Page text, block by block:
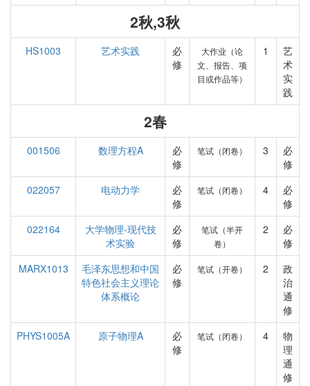
2秋,3秋
HS1003 艺术实践
必
修
大作业（论
文、报告、项
目或作品等）
1
艺
术
实
践
2春
001506 数理方程A
必
修
笔试（闭卷） 3
必
修
022057
电动力学
必
修
笔试（闭卷） 4
必
修
022164
大学物理-现代技
术实验
必
修
笔试（半开
卷）
2
必
修
MARX1013
毛泽东思想和中国
特色社会主义理论
体系概论
必
修
笔试（开卷） 2
政
治
通
修
PHYS1005A
原子物理A
必
修
笔试（闭卷） 4
物
理
通
修